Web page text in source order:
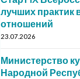
лучших практик
отношений
23.07.2026
Министерство
Народной